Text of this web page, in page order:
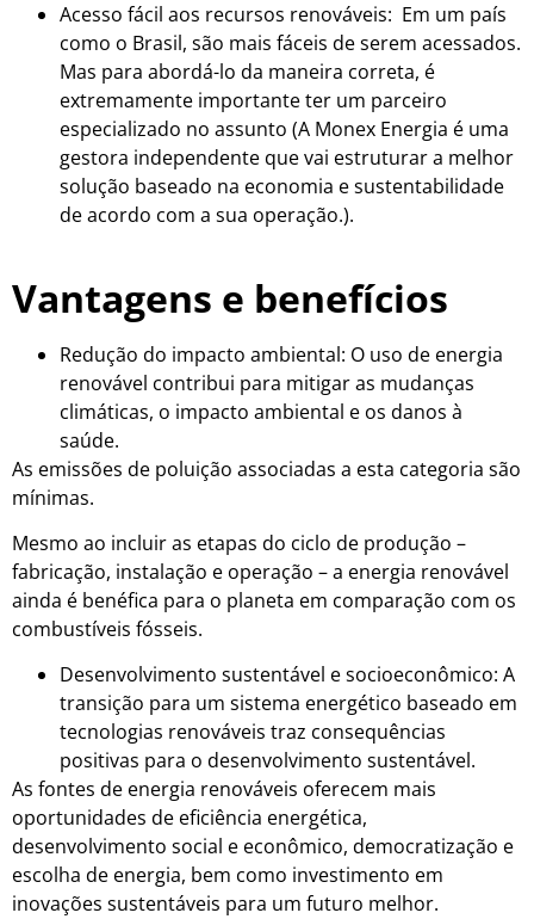
Acesso fácil aos recursos renováveis: Em um país
como o Brasil, são mais fáceis de serem acessados.
Mas para abordá-lo da maneira correta, é
extremamente importante ter um parceiro
especializado no assunto (A Monex Energia é uma
gestora independente que vai estruturar a melhor
solução baseado na economia e sustentabilidade
de acordo com a sua operação.).
Vantagens e benefícios
Redução do impacto ambiental: O uso de energia
renovável contribui para mitigar as mudanças
climáticas, o impacto ambiental e os danos à
saúde.
As emissões de poluição associadas a esta categoria são
mínimas.
Mesmo ao incluir as etapas do ciclo de produção –
fabricação, instalação e operação – a energia renovável
ainda é benéfica para o planeta em comparação com os
combustíveis fósseis.
Desenvolvimento sustentável e socioeconômico: A
transição para um sistema energético baseado em
tecnologias renováveis traz consequências
positivas para o desenvolvimento sustentável.
As fontes de energia renováveis oferecem mais
oportunidades de eficiência energética,
desenvolvimento social e econômico, democratização e
escolha de energia, bem como investimento em
inovações sustentáveis para um futuro melhor.